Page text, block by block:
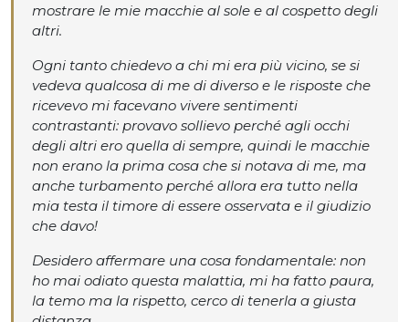
mostrare le mie macchie al sole e al cospetto degli
altri.
Ogni tanto chiedevo a chi mi era più vicino, se si
vedeva qualcosa di me di diverso e le risposte che
ricevevo mi facevano vivere sentimenti
contrastanti: provavo sollievo perché agli occhi
degli altri ero quella di sempre, quindi le macchie
non erano la prima cosa che si notava di me, ma
anche turbamento perché allora era tutto nella
mia testa il timore di essere osservata e il giudizio
che davo!
Desidero affermare una cosa fondamentale: non
ho mai odiato questa malattia, mi ha fatto paura,
la temo ma la rispetto, cerco di tenerla a giusta